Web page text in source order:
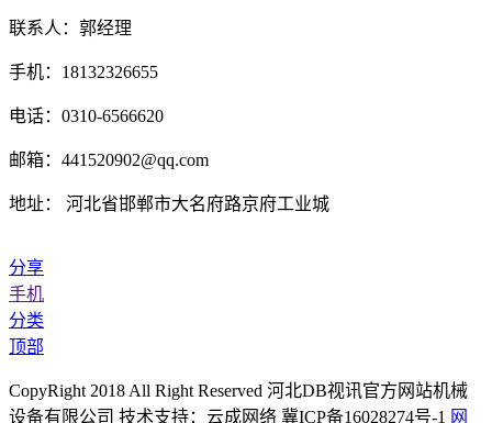
联系人：郭经理
手机：18132326655
电话：0310-6566620
邮箱：441520902@qq.com
地址： 河北省邯郸市大名府路京府工业城
分享
手机
分类
顶部
CopyRight 2018 All Right Reserved 河北DB视讯官方网站机械
设备有限公司 技术支持：云成网络 冀ICP备16028274号-1 网